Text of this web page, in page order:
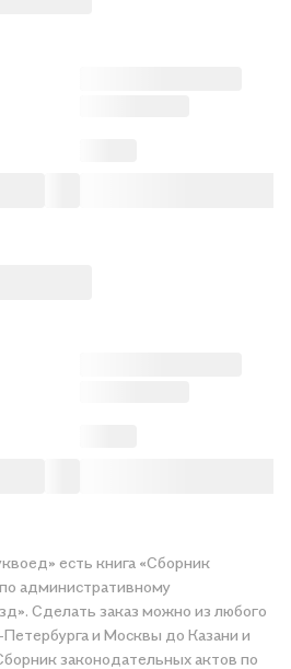
есть книга «Сборник
административному
Сделать заказ можно из любого
и Москвы до Казани и
законодательных актов по